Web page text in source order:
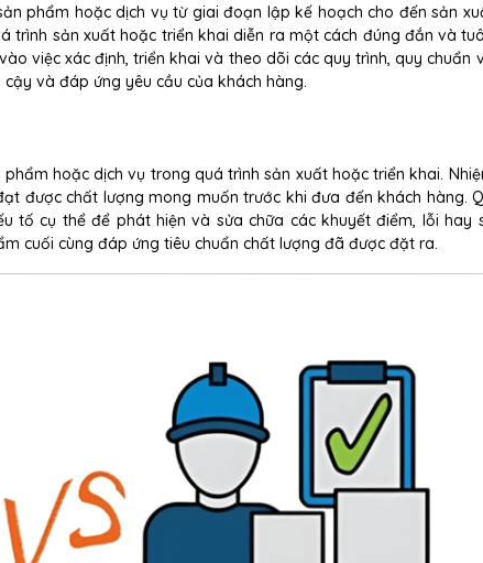
phẩm hoặc dịch vụ từ giai đoạn lập kế hoạch cho đến sản
trình sản xuất hoặc triển khai diễn ra một cách đúng đắn và
việc xác định, triển khai và theo dõi các quy trình, quy chuẩn
và đáp ứng yêu cầu của khách hàng.
hoặc dịch vụ trong quá trình sản xuất hoặc triển khai.
được chất lượng mong muốn trước khi đưa đến khách hàng.
tố cụ thể để phát hiện và sửa chữa các khuyết điểm, lỗi hay
cuối cùng đáp ứng tiêu chuẩn chất lượng đã được đặt ra.